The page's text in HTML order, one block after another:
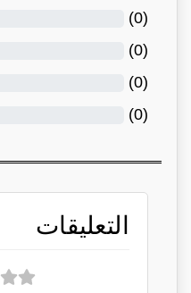
(
0
)
(
0
)
(
0
)
(
0
)
التعليقات